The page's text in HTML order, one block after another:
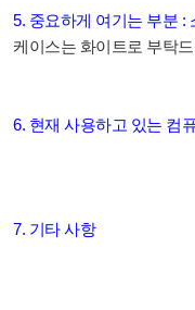
5. 중요하게 여기는 부분 :
케이스는 화이트로 부탁
6. 현재 사용하고 있는 컴
7. 기타 사항